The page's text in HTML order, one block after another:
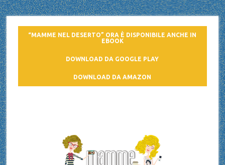
“MAMME NEL DESERTO” ORA È DISPONIBILE ANCHE IN
EBOOK
DOWNLOAD DA GOOGLE PLAY
DOWNLOAD DA AMAZON